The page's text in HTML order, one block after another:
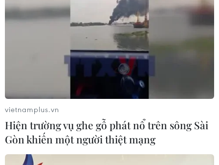
vietnamplus.vn
Hiện trường vụ ghe gỗ phát nổ trên sông Sài
Gòn khiến một người thiệt mạng